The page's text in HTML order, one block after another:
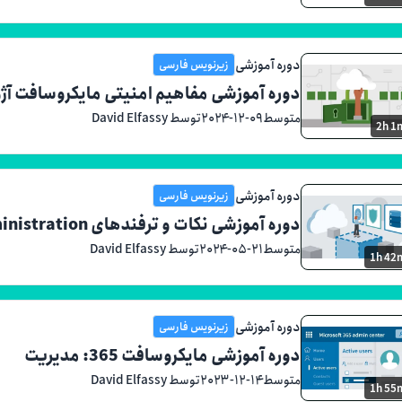
2h
دوره آموزشی زیرنویس فارسی
دوره آموزشی مفاهیم امنیتی مایکروسافت
متوسط۲۰۲۴-۱۲-۰۹توسط David Elfassy
1h
دوره آموزشی زیرنویس فارسی
دوره آموزشی نکات و ترفندهای Azure Administration
متوسط۲۰۲۴-۰۵-۲۱توسط David Elfassy
1h
دوره آموزشی زیرنویس فارسی
دوره آموزشی مایکروسافت 365: مدیریت
متوسط۲۰۲۳-۱۲-۱۴توسط David Elfassy